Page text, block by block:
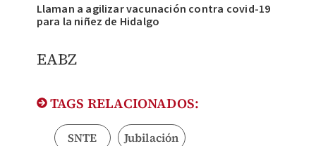
Llaman a agilizar vacunación contra covid-19
para la niñez de Hidalgo
EABZ
TAGS RELACIONADOS:
SNTE Jubilación